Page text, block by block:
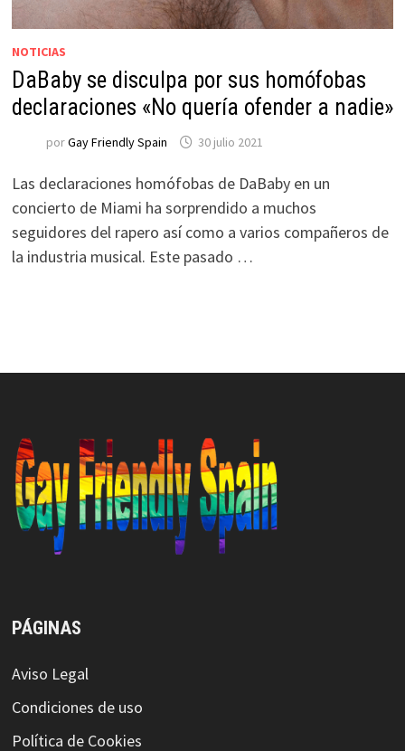
NOTICIAS
DaBaby se disculpa por sus homófobas
declaraciones «No quería ofender a nadie»
porGay Friendly Spain 30 julio 2021
Las declaraciones homófobas de DaBaby en un
concierto de Miami ha sorprendido a muchos
seguidores del rapero así como a varios compañeros de
la industria musical. Este pasado …
PÁGINAS
Aviso Legal
Condiciones de uso
Política de Cookies